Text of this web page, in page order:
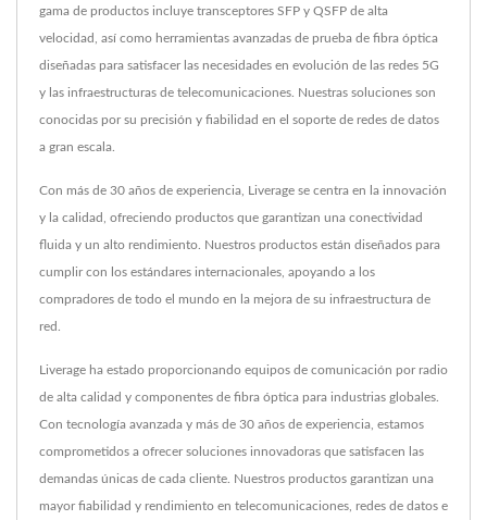
gama de productos incluye transceptores SFP y QSFP de alta
velocidad, así como herramientas avanzadas de prueba de fibra óptica
diseñadas para satisfacer las necesidades en evolución de las redes 5G
y las infraestructuras de telecomunicaciones. Nuestras soluciones son
conocidas por su precisión y fiabilidad en el soporte de redes de datos
a gran escala.
Con más de 30 años de experiencia, Liverage se centra en la innovación
y la calidad, ofreciendo productos que garantizan una conectividad
fluida y un alto rendimiento. Nuestros productos están diseñados para
cumplir con los estándares internacionales, apoyando a los
compradores de todo el mundo en la mejora de su infraestructura de
red.
Liverage ha estado proporcionando equipos de comunicación por radio
de alta calidad y componentes de fibra óptica para industrias globales.
Con tecnología avanzada y más de 30 años de experiencia, estamos
comprometidos a ofrecer soluciones innovadoras que satisfacen las
demandas únicas de cada cliente. Nuestros productos garantizan una
mayor fiabilidad y rendimiento en telecomunicaciones, redes de datos e